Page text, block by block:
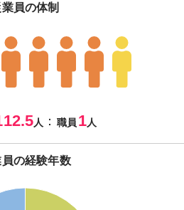
員の体制
人 ： 職員 1人
の経験年数